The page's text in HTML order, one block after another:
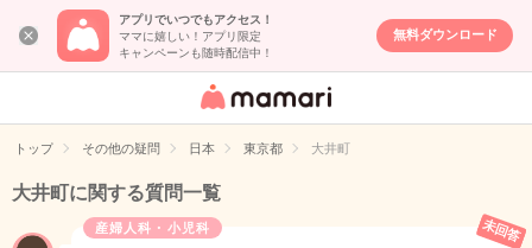
アプリでいつでもアクセス！
ママに嬉しい！アプリ限定
キャンペーンも随時配信中！
無料ダウンロード
女性専用匿名QA
イト
トップ その他の疑問 日本 東京都 大井町
大井町に関する質問一覧
産婦人科・小児科 未回答